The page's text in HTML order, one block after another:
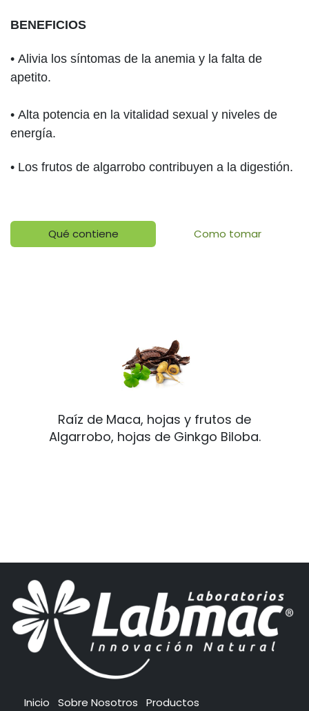
BENEFICIOS
• Alivia los síntomas de la anemia y la falta de
apetito.
• Alta potencia en la vitalidad sexual y niveles de
energía.
• Los frutos de algarrobo contribuyen a la digestión.
Qué contiene Como tomar
Raíz de Maca, hojas y frutos de
Algarrobo, hojas de Ginkgo Biloba.
Inicio Sobre Nosotros
Productos